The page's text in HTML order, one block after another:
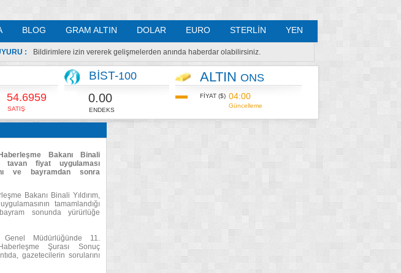
BLOG GRAM ALTIN DOLAR EURO STERLİN YEN
: Bildirimlere izin vererek gelişmelerden anında haberdar olabilirsiniz.
54.6966
SATIŞ
BİST-100
0.00
ENDEKS
ALTIN ONS
FİYAT ($) 04:00
Güncelleme
Bakanı Binali
tavan fiyat uygulaması
ve bayramdan sonra
Bakanı Binali Yıldırım,
tamamlandığı
sonunda yürürlüğe
Genel Müdürlüğünde 11.
Şurası Sonuç
gazetecilerin sorularını